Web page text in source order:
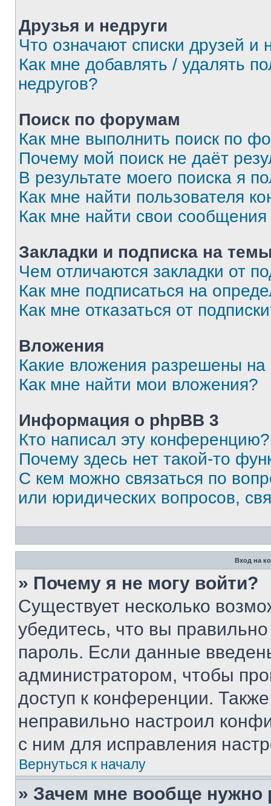
Друзья и недруги
Что означают списки друзей и
Как мне добавлять / удалять
недругов?
Поиск по форумам
Как мне выполнить поиск по
Почему мой поиск не даёт
В результате моего поиска я
Как мне найти пользователя
Как мне найти свои
Закладки и подписка на
Чем отличаются закладки от
Как мне подписаться на
Как мне отказаться от
Вложения
Какие вложения разрешены
Как мне найти мои вложения?
Информация о phpBB 3
Кто написал эту конференцию?
Почему здесь нет такой-то
С кем можно связаться по
или юридических вопросов,
Вход на
» Почему я не могу войти?
Существует несколько
убедитесь, что вы
пароль. Если данные
администратором, чтобы
доступ к конференции.
неправильно настроил
с ним для исправления
Вернуться к началу
» Зачем мне вообще нужно